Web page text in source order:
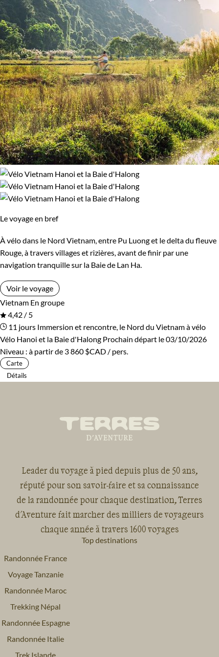
Le voyage en bref
À vélo dans le Nord Vietnam, entre Pu Luong et le delta du fleuve
Rouge, à travers villages et rizières, avant de finir par une
navigation tranquille sur la Baie de Lan Ha.
Voir le voyage
Vietnam En groupe
4,42 / 5
11 jours Immersion et rencontre, le Nord du Vietnam à vélo
Vélo Hanoi et la Baie d'Halong Prochain départ le 03/10/2026
Niveau : à partir de 3 860 $CAD / pers.
Carte
Détails
Leader du voyage à pied depuis plus de 50 ans,
réputé pour son savoir-faire et sa connaissance
de la randonnée pour chaque destination, Terres
d'Aventure fait marcher des milliers de voyageurs
chaque année à travers 1600 voyages
Top destinations
Randonnée France
Voyage Tanzanie
Randonnée Maroc
Trekking Népal
Randonnée Espagne
Randonnée Italie
Trek Islande